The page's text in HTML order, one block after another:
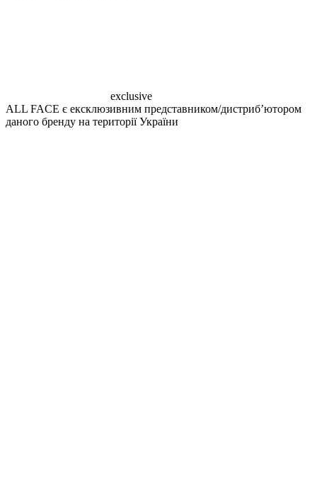
exclusive
ALL FACE є ексклюзивним представником/дистрибʼютором
даного бренду на території України